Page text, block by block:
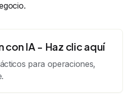
IA - Haz clic aquí
para operaciones,